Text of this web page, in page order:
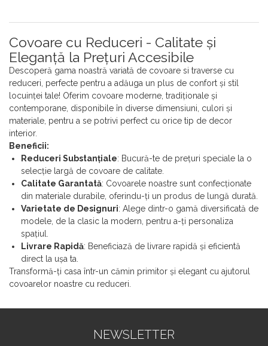
Covoare cu Reduceri - Calitate și
Eleganță la Prețuri Accesibile
Descoperă gama noastră variată de covoare si traverse cu
reduceri, perfecte pentru a adăuga un plus de confort și stil
locuinței tale! Oferim covoare moderne, tradiționale și
contemporane, disponibile în diverse dimensiuni, culori și
materiale, pentru a se potrivi perfect cu orice tip de decor
interior.
Beneficii:
Reduceri Substanțiale: Bucură-te de prețuri speciale la o
selecție largă de covoare de calitate.
Calitate Garantată: Covoarele noastre sunt confecționate
din materiale durabile, oferindu-ți un produs de lungă durată.
Varietate de Designuri: Alege dintr-o gamă diversificată de
modele, de la clasic la modern, pentru a-ți personaliza
spațiul.
Livrare Rapidă: Beneficiază de livrare rapidă și eficientă
direct la ușa ta.
Transformă-ți casa într-un cămin primitor și elegant cu ajutorul
covoarelor noastre cu reduceri.
NEWSLETTER